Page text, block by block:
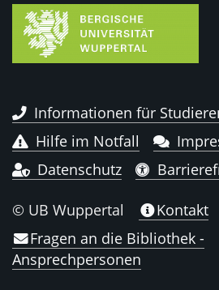
Informationen für
Hilfe im Notfall
Datenschutz
© UB Wuppertal
Kontakt
Fragen an die Bibliothek -
Ansprechpersonen